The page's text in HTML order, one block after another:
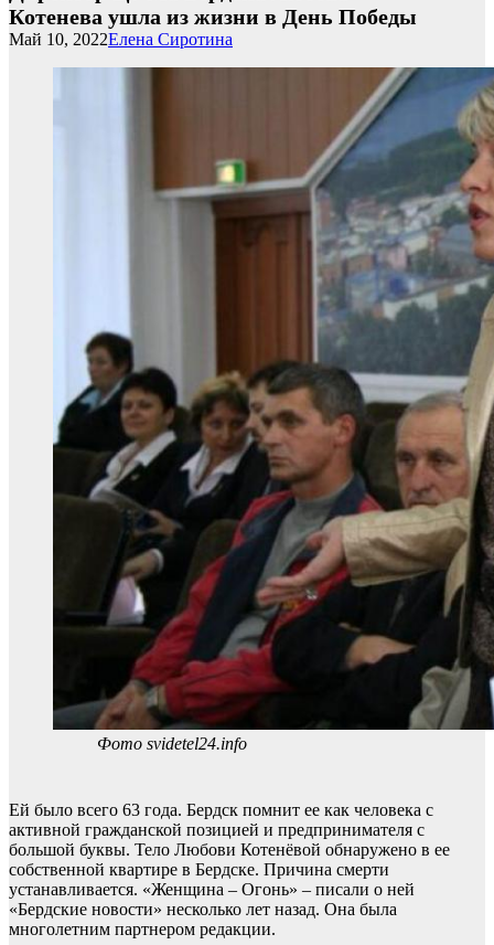
Котенева ушла из жизни в День Победы
Елена Сиротина
Май 10, 2022
Фото svidetel24.info
Ей было всего 63 года. Бердск помнит ее как человека с
активной гражданской позицией и предпринимателя с
большой буквы. Тело Любови Котенёвой обнаружено в ее
собственной квартире в Бердске. Причина смерти
устанавливается. «Женщина – Огонь» – писали о ней
«Бердские новости» несколько лет назад. Она была
многолетним партнером редакции.